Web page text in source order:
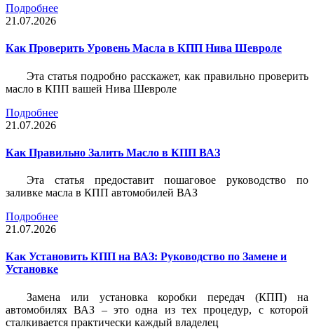
Подробнее
21.07.2026
Как Проверить Уровень Масла в КПП Нива Шевроле
Эта статья подробно расскажет, как правильно проверить
масло в КПП вашей Нива Шевроле
Подробнее
21.07.2026
Как Правильно Залить Масло в КПП ВАЗ
Эта статья предоставит пошаговое руководство по
заливке масла в КПП автомобилей ВАЗ
Подробнее
21.07.2026
Как Установить КПП на ВАЗ: Руководство по Замене и
Установке
Замена или установка коробки передач (КПП) на
автомобилях ВАЗ – это одна из тех процедур, с которой
сталкивается практически каждый владелец